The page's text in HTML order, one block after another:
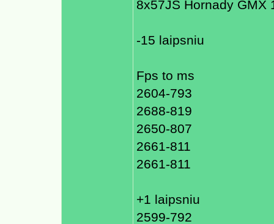
8x57JS Hornady GMX
-15 laipsniu
Fps to ms
2604-793
2688-819
2650-807
2661-811
2661-811
+1 laipsniu
2599-792